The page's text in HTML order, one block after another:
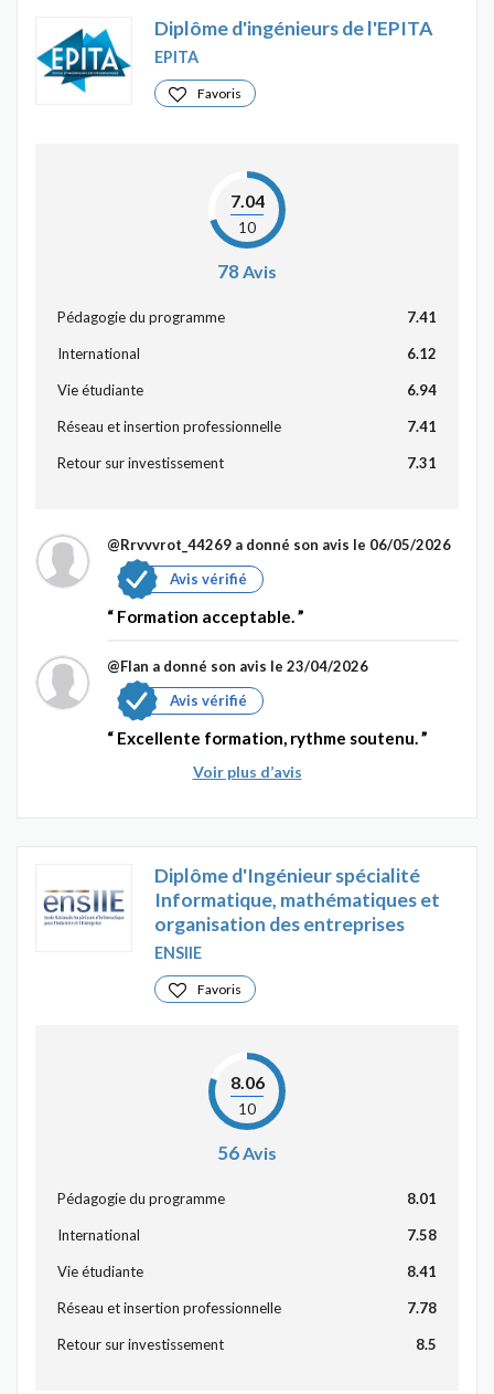
Diplôme d'ingénieurs de l'EPITA
EPITA
Favoris
7.04
10
78Avis
Pédagogie du programme 7.41
International 6.12
Vie étudiante 6.94
Réseau et insertion professionnelle 7.41
Retour sur investissement 7.31
@Rrvvvrot_44269 a donné son avis le 06/05/2026
Avis vérifié
Formation acceptable.
@Flan a donné son avis le 23/04/2026
Avis vérifié
Excellente formation, rythme soutenu.
Voir plus d’avis
Diplôme d'Ingénieur spécialité
Informatique, mathématiques et
organisation des entreprises
ENSIIE
Favoris
8.06
10
56 Avis
Pédagogie du programme 8.01
International 7.58
Vie étudiante 8.41
Réseau et insertion professionnelle 7.78
Retour sur investissement 8.5